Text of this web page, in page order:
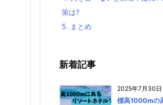
策は?
5. まとめ
新着記事
2025年7月30日
標高1000mの